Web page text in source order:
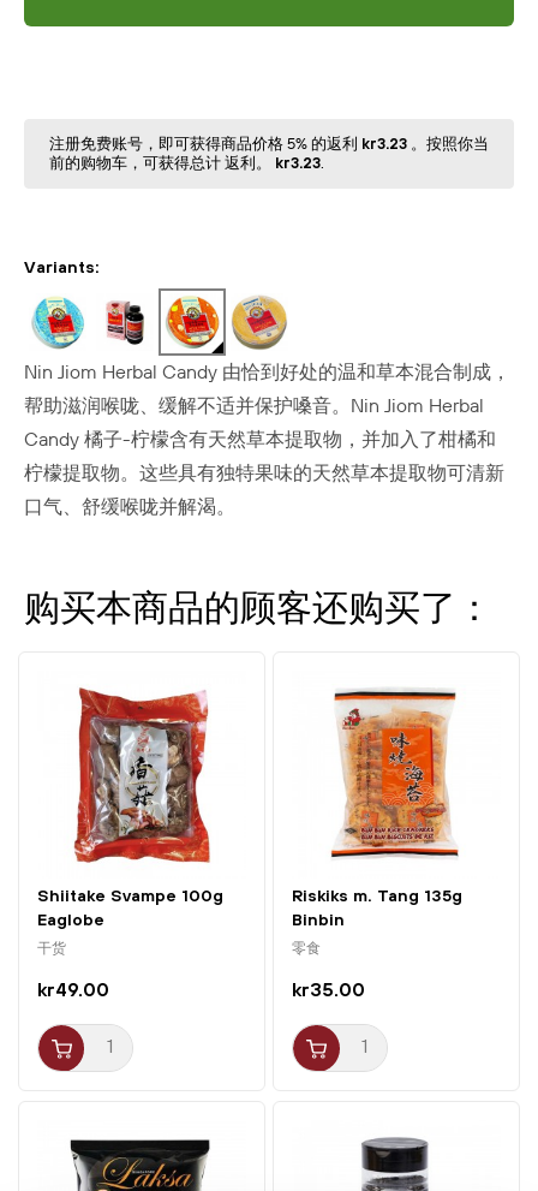
注册免费账号，即可获得商品价格 5% 的返利 kr3.23 。按照你当
前的购物⻋，可获得总计 返利。 kr3.23.
Variants:
Nin Jiom Herbal Candy 由恰到好处的温和草本混合制成，
帮助滋润喉咙、缓解不适并保护嗓音。Nin Jiom Herbal
Candy 橘子-柠檬含有天然草本提取物，并加入了柑橘和
柠檬提取物。这些具有独特果味的天然草本提取物可清新
口气、舒缓喉咙并解渴。
购买本商品的顾客还购买了：
Shiitake Svampe 100g
Eaglobe
干货
kr49.00
Riskiks m. Tang 135g
Binbin
零食
kr35.00